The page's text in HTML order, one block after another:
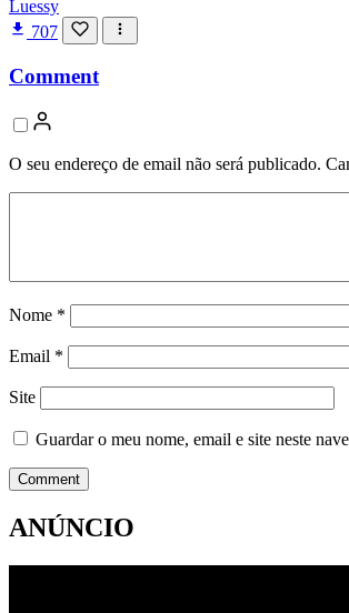
Luessy
707
Comment
O seu endereço de email não será publicado.
Nome *
Email *
Site
Guardar o meu nome, email e site neste
ANÚNCIO